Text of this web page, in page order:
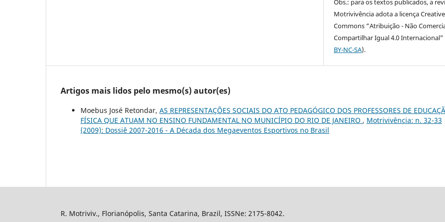
Obs.: para os textos publicados, a
Motrivivência adota a licença Creative
Commons “Atribuição - Não
Compartilhar Igual 4.0 Internacional”
BY-NC-SA).
Artigos mais lidos pelo mesmo(s) autor(es)
Moebus José Retondar, AS REPRESENTAÇÕES SOCIAIS DO ATO PEDAGÓGICO DOS PROFESSORES DE
FÍSICA QUE ATUAM NO ENSINO FUNDAMENTAL NO MUNICÍPIO DO RIO DE JANEIRO , Motrivivência: n. 32-33
(2009): Dossiê 2007-2016 - A Década dos Megaeventos Esportivos no Brasil
R. Motriviv., Florianópolis, Santa Catarina, Brazil, ISSNe: 2175-8042.